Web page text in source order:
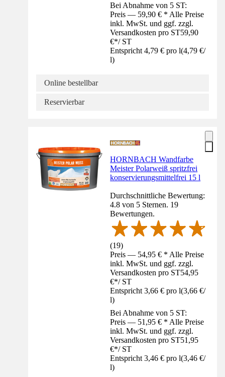
Bei Abnahme von 5 ST:
Preis — 59,90 € * Alle Preise
inkl. MwSt. und ggf. zzgl.
Versandkosten pro ST59,90
€*/ ST
Entspricht 4,79 € pro l(4,79 €/
l)
Online bestellbar
Reservierbar
HORNBACH Wandfarbe
Meister Polarweiß spritzfrei
konservierungsmittelfrei 15 l
Durchschnittliche Bewertung:
4.8 von 5 Sternen. 19
Bewertungen.
(19)
Preis — 54,95 € * Alle Preise
inkl. MwSt. und ggf. zzgl.
Versandkosten pro ST54,95
€*/ ST
Entspricht 3,66 € pro l(3,66 €/
l)
Bei Abnahme von 5 ST:
Preis — 51,95 € * Alle Preise
inkl. MwSt. und ggf. zzgl.
Versandkosten pro ST51,95
€*/ ST
Entspricht 3,46 € pro l(3,46 €/
l)